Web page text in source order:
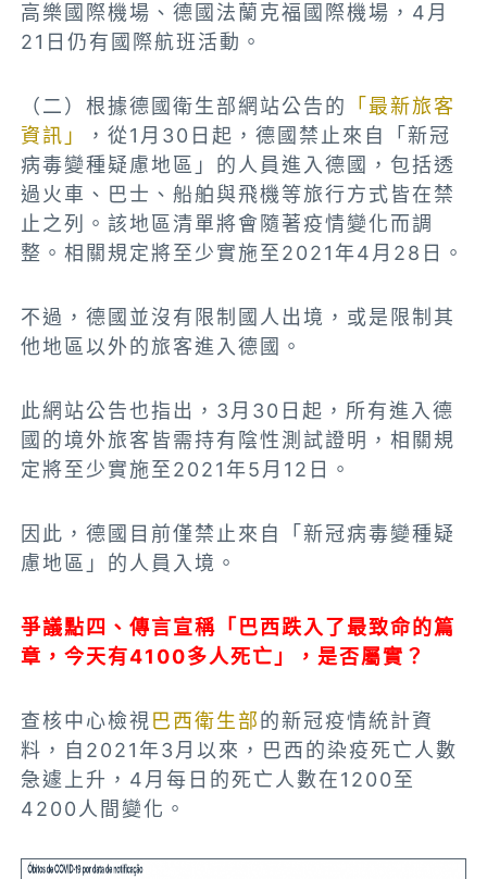
高樂國際機場、德國法蘭克福國際機場，4月
21日仍有國際航班活動。
（二）根據德國衛生部網站公告的
「最新旅客
資訊」
，從1月30日起，德國禁止來自「新冠
病毒變種疑慮地區」的人員進入德國，包括透
過火車、巴士、船舶與飛機等旅行方式皆在禁
止之列。該地區清單將會隨著疫情變化而調
整。相關規定將至少實施至2021年4月28日。
不過，德國並沒有限制國人出境，或是限制其
他地區以外的旅客進入德國。
此網站公告也指出，3月30日起，所有進入德
國的境外旅客皆需持有陰性測試證明，相關規
定將至少實施至2021年5月12日。
因此，德國目前僅禁止來自「新冠病毒變種疑
慮地區」的人員入境。
爭議點四、傳言宣稱「巴西跌入了最致命的篇
章，今天有4100多人死亡」，是否屬實？
查核中心檢視 巴西衛生部的新冠疫情統計資
料，自2021年3月以來，巴西的染疫死亡人數
急遽上升，4月每日的死亡人數在1200至
4200人間變化。